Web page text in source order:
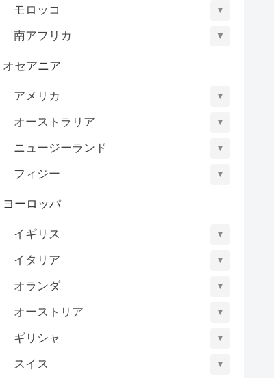
モロッコ ▼
南アフリカ ▼
オセアニア
アメリカ ▼
オーストラリア ▼
ニュージーランド ▼
フィジー ▼
ヨーロッパ
イギリス ▼
イタリア ▼
オランダ ▼
オーストリア ▼
ギリシャ ▼
スイス ▼